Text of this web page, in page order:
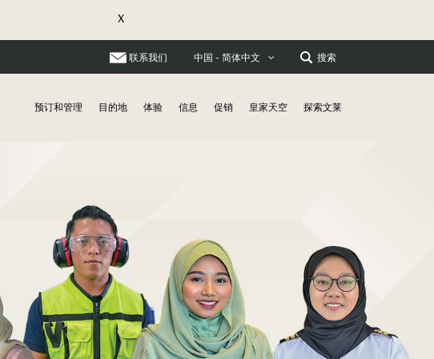
X
联系我们 中国 - 简体中文 搜索
预订和管理 目的地 体验 信息 促销 皇家天空 探索文莱